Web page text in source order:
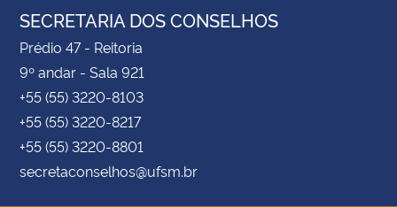
SECRETARIA DOS CONSELHOS
Prédio 47 - Reitoria
9º andar - Sala 921
+55 (55) 3220-8103
+55 (55) 3220-8217
+55 (55) 3220-8801
secretaconselhos@ufsm.br